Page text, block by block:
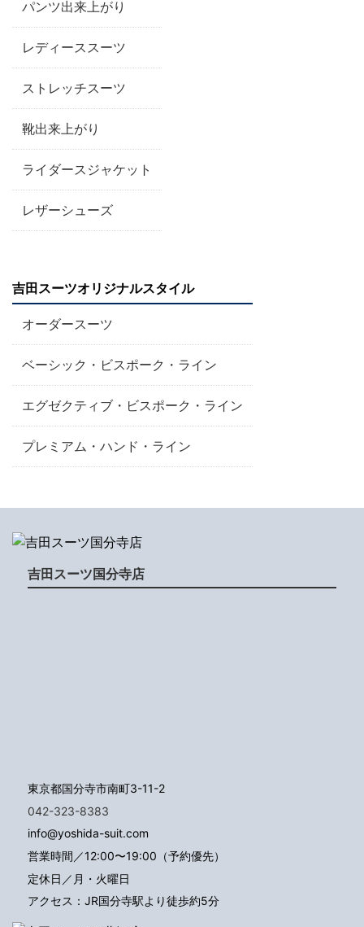
パンツ出来上がり
レディーススーツ
ストレッチスーツ
靴出来上がり
ライダースジャケット
レザーシューズ
吉田スーツオリジナルスタイル
オーダースーツ
ベーシック・ビスポーク・ライン
エグゼクティブ・ビスポーク・ライン
プレミアム・ハンド・ライン
吉田スーツ国分寺店
東京都国分寺市南町3-11-2
042-323-8383
info@yoshida-suit.com
営業時間／12:00〜19:00（予約優先）
定休日／月・火曜日
アクセス：JR国分寺駅より徒歩約5分